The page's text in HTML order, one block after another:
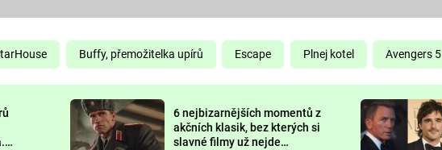
DELIVERANCE
KOMEDIE
CHUCK
NORRIS
DEADPOOL
Buffy, přemožitelka upírů Escape Plnej kotel Avengers 5
6 nejbizarnějších momentů z
akčních klasik, bez kterých si
slavné filmy už nejde